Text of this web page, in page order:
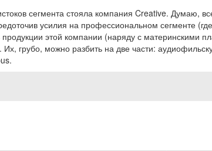
сегмента стояла компания Creative. Думаю,
усилия на профессиональном сегменте
этой компании (наряду с материнскими
грубо, можно разбить на две части: